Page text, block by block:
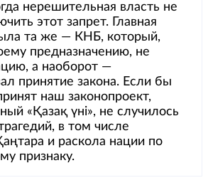
нерешительная власть не
этот запрет. Главная
та же — КНБ, который,
предназначению, не
а наоборот —
принятие закона. Если бы
наш законопроект,
«Қазақ үні», не случилось
в том числе
и раскола нации по
признаку.